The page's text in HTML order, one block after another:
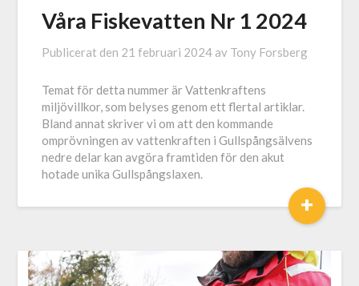
Våra Fiskevatten Nr 1 2024
Publicerat den 21 februari 2024 av Tony Forsberg
Temat för detta nummer är Vattenkraftens
miljövillkor, som belyses genom ett flertal artiklar.
Bland annat skriver vi om att den kommande
omprövningen av vattenkraften i Gullspångsälvens
nedre delar kan avgöra framtiden för den akut
hotade unika Gullspångslaxen.
+